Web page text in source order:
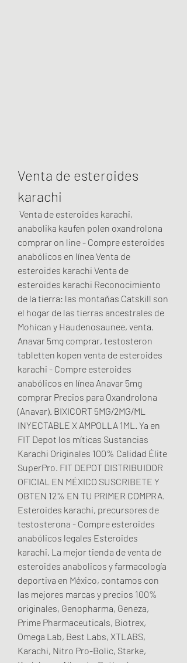
Venta de esteroides
karachi
anabolika kaufen polen oxandrolona
comprar on line - Compre esteroides
anabólicos en línea Venta de
esteroides karachi Venta de
esteroides karachi Reconocimiento
de la tierra: las montañas Catskill son
el hogar de las tierras ancestrales de
Mohican y Haudenosaunee, venta.
Anavar 5mg comprar, testosteron
tabletten kopen venta de esteroides
karachi - Compre esteroides
anabólicos en línea Anavar 5mg
comprar Precios para Oxandrolona
(Anavar). BIXICORT 5MG/2MG/ML
INYECTABLE X AMPOLLA 1ML. Ya en
FIT Depot los míticas Sustancias
Karachi Originales 100% Calidad Élite
SuperPro. FIT DEPOT DISTRIBUIDOR
OFICIAL EN MÉXICO SUSCRIBETE Y
OBTEN 12% EN TU PRIMER COMPRA.
Esteroides karachi, precursores de
testosterona - Compre esteroides
anabólicos legales Esteroides
karachi. La mejor tienda de venta de
esteroides anabolicos y farmacología
deportiva en México, contamos con
las mejores marcas y precios 100%
originales, Genopharma, Geneza,
Prime Pharmaceuticals, Biotrex,
Omega Lab, Best Labs, XTLABS,
Karachi, Nitro Pro-Bolic, Starke,